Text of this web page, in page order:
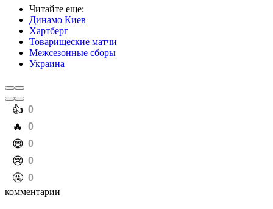
Читайте еще:
Динамо Киев
Хартберг
Товарищеские матчи
Межсезонные сборы
Украина
️👍 0
️🔥 0
️😄 0
️😢 0
️🤬 0
комментарии